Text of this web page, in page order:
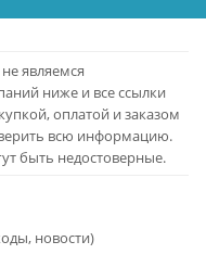
являемся
ниже и все ссылки
оплатой и заказом
всю информацию.
быть недостоверные.
новости)